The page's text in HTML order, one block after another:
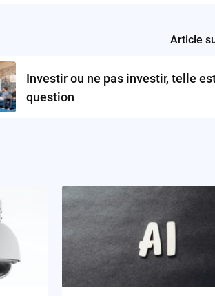
Article
Investir ou ne pas investir, telle
question